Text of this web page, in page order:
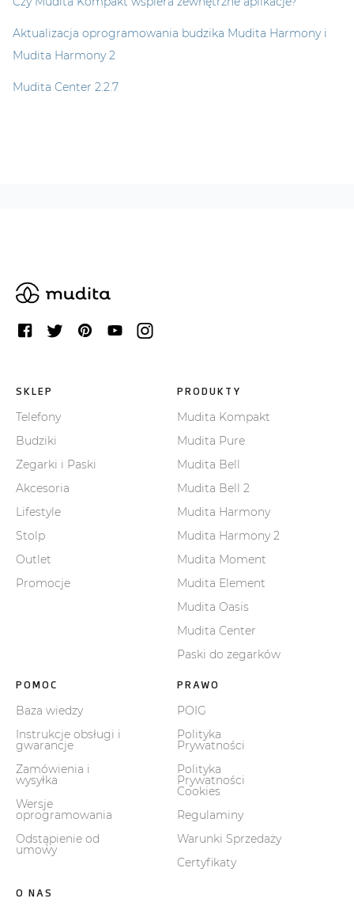
Aktualizacja oprogramowania budzika Mudita Harmony i
Mudita Harmony 2
Mudita Center 2.2.7
SKLEP
Telefony
Budziki
Zegarki i Paski
Akcesoria
Lifestyle
Stolp
Outlet
Promocje
PRODUKTY
Mudita Kompakt
Mudita Pure
Mudita Bell
Mudita Bell 2
Mudita Harmony
Mudita Harmony 2
Mudita Moment
Mudita Element
Mudita Oasis
Mudita Center
Paski do zegarków
POMOC
Baza wiedzy
Instrukcje obsługi i
gwarancje
Zamówienia i
wysyłka
Wersje
oprogramowania
Odstąpienie od
umowy
PRAWO
POIG
Polityka
Prywatności
Polityka
Prywatności
Cookies
Regulaminy
Warunki Sprzedaży
Certyfikaty
O NAS